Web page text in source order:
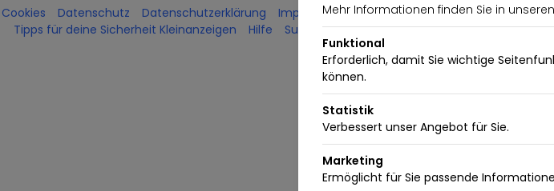
Mehr Informationen finden Sie in unseren
Funktional
Erforderlich, damit Sie wichtige
können.
Statistik
Verbessert unser Angebot für Sie.
Marketing
Ermöglicht für Sie passende
Cookies Datenschutz Datenschutzerklärung Impressum Kleinanzeigen
Tipps für deine Sicherheit Kleinanzeigen
Hilfe Support kontaktieren Inserieren.de Business